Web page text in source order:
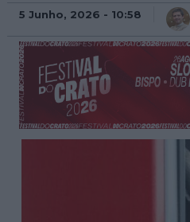
5 Junho, 2026 - 10:58